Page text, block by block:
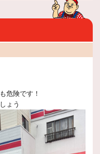
危険です！
ょう